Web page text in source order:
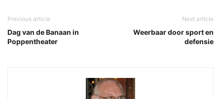
Previous article
Dag van de Banaan in
Poppentheater
Next article
Weerbaar door sport en
defensie